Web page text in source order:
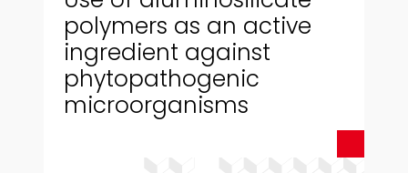
polymers as an active
ingredient against
phytopathogenic
microorganisms